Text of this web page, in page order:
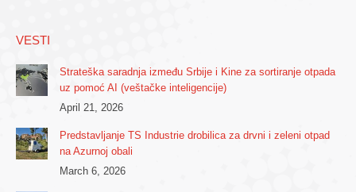
VESTI
Strateška saradnja između Srbije i Kine za sortiranje otpada
uz pomoć AI (veštačke inteligencije)
April 21, 2026
Predstavljanje TS Industrie drobilica za drvni i zeleni otpad
na Azurnoj obali
March 6, 2026